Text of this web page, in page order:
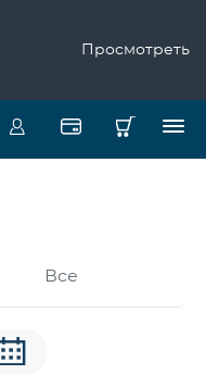
Просмотреть
Все